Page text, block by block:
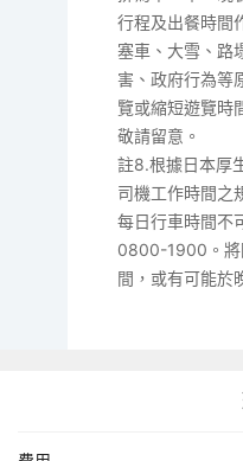
行程及出餐時間
塞車、大雪、路
害、政府行為等
覽或縮短遊覽時
敬請留意。
註8.根據日本厚
司機工作時間之
每日行車時間不
0800-1900。將
間，或有可能於